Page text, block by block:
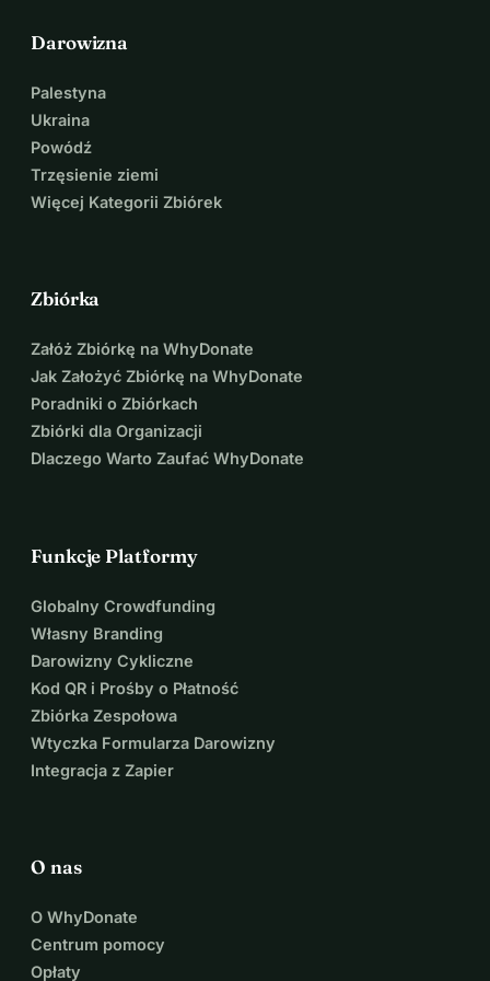
walkę w obronie fundamentalnego prawa: uznania
tożsamości i obywatelstwa włoskich potomków na
świecie.
Przekaż darowiznę teraz i pomóż nam
chronić prawa milionów Włochów na
pomóż nam sprawić, by głos milionów Włochów
urodzonych za granicą został usłyszany!
Z TWOJĄ POMOCĄ MOŻEMY
WYGRAĆ TĘ WALKĘ.
RAZEM MOŻEMY
ZMIENIĆ ŚWIAT!
----------------------------------------------------------------------------------------
Darowizna
Palestyna
Ukraina
Powódź
Trzęsienie ziemi
Więcej Kategorii Zbiórek
Zbiórka
Załóż Zbiórkę na WhyDonate
Jak Założyć Zbiórkę na WhyDonate
Poradniki o Zbiórkach
Zbiórki dla Organizacji
Dlaczego Warto Zaufać WhyDonate
Funkcje Platformy
Globalny Crowdfunding
Własny Branding
Darowizny Cykliczne
Kod QR i Prośby o Płatność
Zbiórka Zespołowa
Wtyczka Formularza Darowizny
Integracja z Zapier
O nas
O WhyDonate
Centrum pomocy
Opłaty